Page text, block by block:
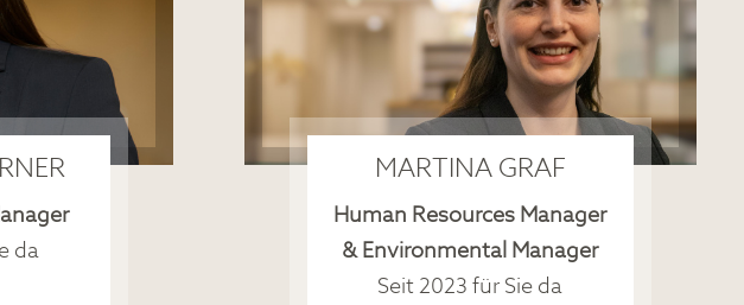
da
MARTINA GRAF
Human Resources Manager
& Environmental Manager
Seit 2023 für Sie da